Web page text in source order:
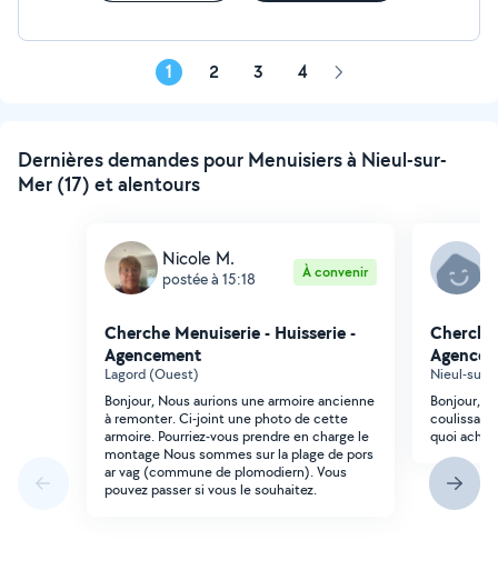
1 2 3 4 Page
Dernières demandes pour Menuisiers à Nieul-sur-
Mer (17) et alentours
Nicole M.
postée à 15:18 À convenir
Cherche Menuiserie - Huisserie -
Agencement
Lagord (Ouest)
Bonjour, Nous aurions une armoire ancienne
à remonter. Ci-joint une photo de cette
armoire. Pourriez-vous prendre en charge le
montage Nous sommes sur la plage de pors
ar vag (commune de plomodiern). Vous
pouvez passer si vous le souhaitez.
Nieul-sur-
Bonjour,
quoi